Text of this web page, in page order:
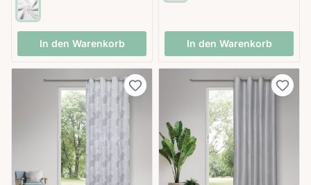
In den Warenkorb In den Warenkorb